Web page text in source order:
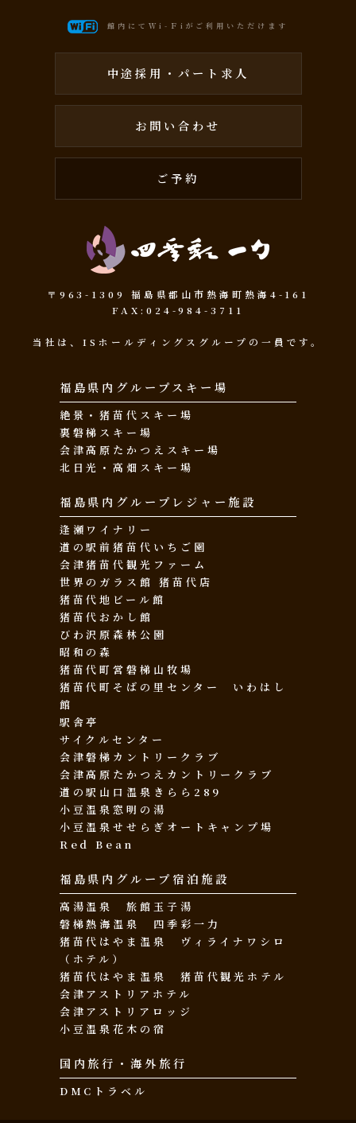
中途採用・パート求人
お問い合わせ
ご予約
館内にてＷi-Ｆiがご利用いただけます
〒963-1309 福島県郡山市熱海町熱海4-161
FAX:024-984-3711
当社は、ISホールディングス グループの一員です。
福島県内グループスキー場
絶景・猪苗代スキー場
裏磐梯スキー場
会津高原たかつえスキー場
北日光・高畑スキー場
福島県内グループレジャー施設
逢瀬ワイナリー
道の駅前猪苗代いちご園
会津猪苗代観光ファーム
世界のガラス館 猪苗代店
猪苗代地ビール館
猪苗代おかし館
びわ沢原森林公園
昭和の森
猪苗代町営磐梯山牧場
猪苗代町そばの里センター いわはし
館
駅舎亭
サイクルセンター
会津磐梯カントリークラブ
会津高原たかつえカントリークラブ
道の駅山口温泉きらら289
小豆温泉窓明の湯
小豆温泉せせらぎオートキャンプ場
Red Bean
福島県内グループ宿泊施設
高湯温泉 旅館玉子湯
磐梯熱海温泉 四季彩一力
猪苗代はやま温泉 ヴィライナワシロ
（ホテル）
猪苗代はやま温泉 猪苗代観光ホテル
会津アストリアホテル
会津アストリアロッジ
小豆温泉花木の宿
国内旅行・海外旅行
DMCトラベル